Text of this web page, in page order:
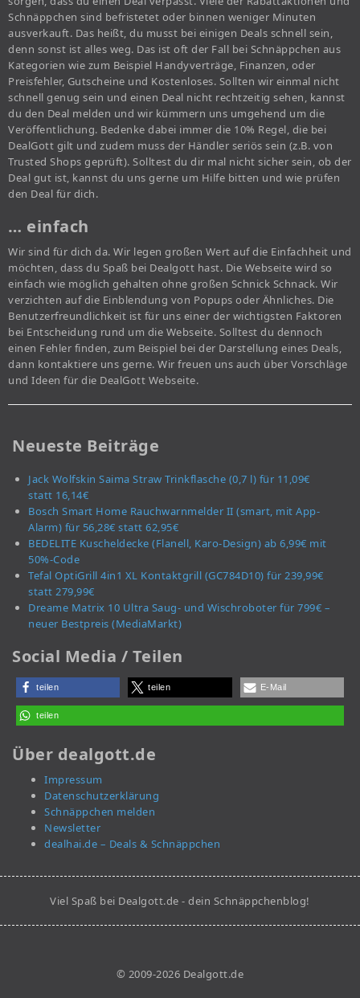
Schnäppchen sind befristetet oder binnen weniger Minuten
ausverkauft. Das heißt, du musst bei einigen Deals schnell sein,
denn sonst ist alles weg. Das ist oft der Fall bei Schnäppchen aus
Kategorien wie zum Beispiel Handyverträge, Finanzen, oder
Preisfehler, Gutscheine und Kostenloses. Sollten wir einmal nicht
schnell genug sein und einen Deal nicht rechtzeitig sehen, kannst
du den Deal melden und wir kümmern uns umgehend um die
Veröffentlichung. Bedenke dabei immer die 10% Regel, die bei
DealGott gilt und zudem muss der Händler seriös sein (z.B. von
Trusted Shops geprüft). Solltest du dir mal nicht sicher sein, ob der
Deal gut ist, kannst du uns gerne um Hilfe bitten und wie prüfen
den Deal für dich.
… einfach
Wir sind für dich da. Wir legen großen Wert auf die Einfachheit und
möchten, dass du Spaß bei Dealgott hast. Die Webseite wird so
einfach wie möglich gehalten ohne großen Schnick Schnack. Wir
verzichten auf die Einblendung von Popups oder Ähnliches. Die
Benutzerfreundlichkeit ist für uns einer der wichtigsten Faktoren
bei Entscheidung rund um die Webseite. Solltest du dennoch
einen Fehler finden, zum Beispiel bei der Darstellung eines Deals,
dann kontaktiere uns gerne. Wir freuen uns auch über Vorschläge
und Ideen für die DealGott Webseite.
Neueste Beiträge
Jack Wolfskin Saima Straw Trinkflasche (0,7 l) für 11,09€
statt 16,14€
Bosch Smart Home Rauchwarnmelder II (smart, mit App-
Alarm) für 56,28€ statt 62,95€
BEDELITE Kuscheldecke (Flanell, Karo-Design) ab 6,99€ mit
50%-Code
Tefal OptiGrill 4in1 XL Kontaktgrill (GC784D10) für 239,99€
statt 279,99€
Dreame Matrix 10 Ultra Saug- und Wischroboter für 799€ –
neuer Bestpreis (MediaMarkt)
Social Media / Teilen
teilen teilen E-Mail
teilen
Über dealgott.de
Impressum
Datenschutzerklärung
Schnäppchen melden
Newsletter
dealhai.de – Deals & Schnäppchen
Viel Spaß bei Dealgott.de - dein Schnäppchenblog!
© 2009-2026 Dealgott.de